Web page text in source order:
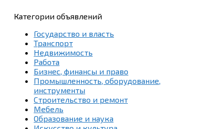
Категории объявлений
Государство и власть
Транспорт
Недвижимость
Работа
Бизнес, финансы и право
Промышленность, оборудование,
инструменты
Строительство и ремонт
Мебель
Образование и наука